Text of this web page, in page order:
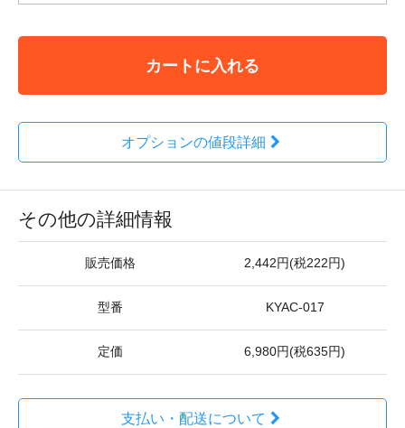
カートに入れる
オプションの値段詳細
その他の詳細情報
販売価格 2,442円(税222円)
型番 KYAC-017
定価 6,980円(税635円)
支払い・配送について